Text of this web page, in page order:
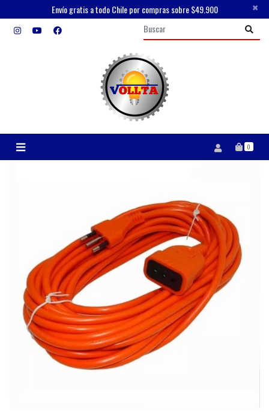
Envío gratis a todo Chile por compras sobre $49.900 ×
0